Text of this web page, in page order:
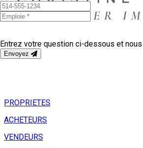
PROPRIETES
ACHETEURS
VENDEURS
Entrez votre question ci-dessous et
Envoyez